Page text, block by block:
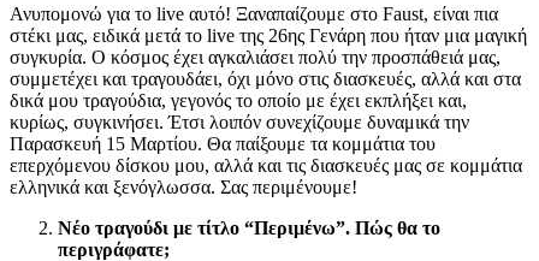
Ανυπομονώ για το live αυτό! Ξαναπαίζουμε στο Faust, είναι πια
στέκι μας, ειδικά μετά το live της 26ης Γενάρη που ήταν μια μαγική
συγκυρία. Ο κόσμος έχει αγκαλιάσει πολύ την προσπάθειά μας,
συμμετέχει και τραγουδάει, όχι μόνο στις διασκευές, αλλά και στα
δικά μου τραγούδια, γεγονός το οποίο με έχει εκπλήξει και,
κυρίως, συγκινήσει. Έτσι λοιπόν συνεχίζουμε δυναμικά την
Παρασκευή 15 Μαρτίου. Θα παίξουμε τα κομμάτια του
επερχόμενου δίσκου μου, αλλά και τις διασκευές μας σε κομμάτια
ελληνικά και ξενόγλωσσα. Σας περιμένουμε!
Νέο τραγούδι με τίτλο “Περιμένω”. Πώς θα το
περιγράφατε;